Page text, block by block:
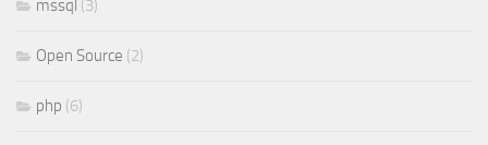
mssql (3)
Open Source (2)
php (6)